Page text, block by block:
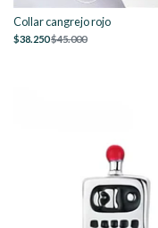
Collar cangrejo rojo
$38.250$45.000